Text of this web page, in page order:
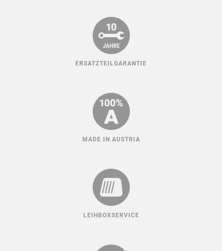
ERSATZTEILGARANTIE
MADE IN AUSTRIA
LEIHBOXSERVICE